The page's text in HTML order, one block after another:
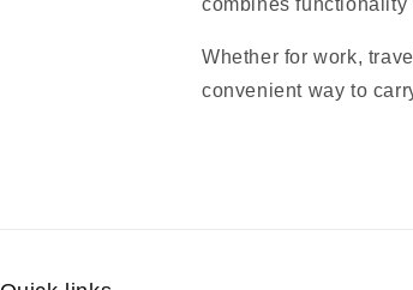
combines
Whether for work,
convenient way to